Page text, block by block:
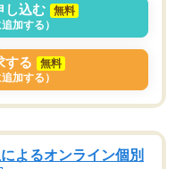
し込む
無料
加する）
する
無料
加する）
よるオンライン個別